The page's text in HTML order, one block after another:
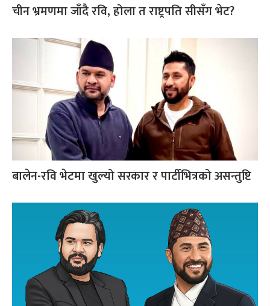
चीन भ्रमणमा जाँदै रवि, होला त राष्ट्रपति सीसँग भेट?
बालेन-रवि भेटमा खुल्यो सरकार र पार्टीभित्रको असन्तुष्टि